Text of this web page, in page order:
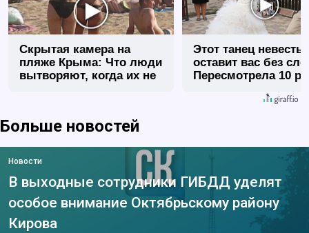
Скрытая камера на
пляже Крыма: Что люди
вытворяют, когда их не
Этот танец невесты
оставит вас без
Пересмотрела 10
Больше новостей
Новости
В выходные сотрудники ГИБДД уделят
особое внимание Октябрьскому району
Кирова